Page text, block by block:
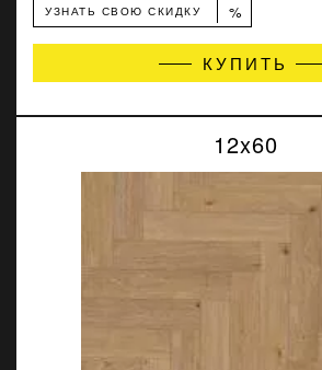
УЗНАТЬ СВОЮ СКИДКУ %
КУПИТЬ
12x60